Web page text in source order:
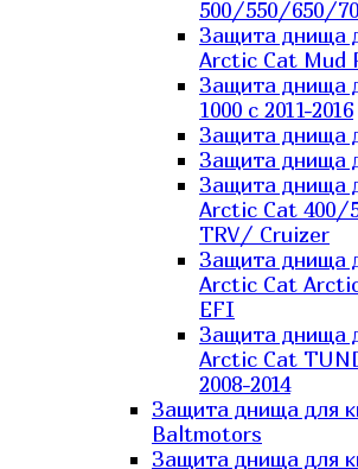
500/550/650/
Защита днища
Arctic Cat Mud
Защита днища
1000 c 2011-2016
Защита днища
Защита днища
Защита днища
Arctic Cat 400/
TRV/ Cruizer
Защита днища
Arctic Cat
EFI
Защита днища
Arctic Cat
2008-2014
Защита днища для
Baltmotors
Защита днища для